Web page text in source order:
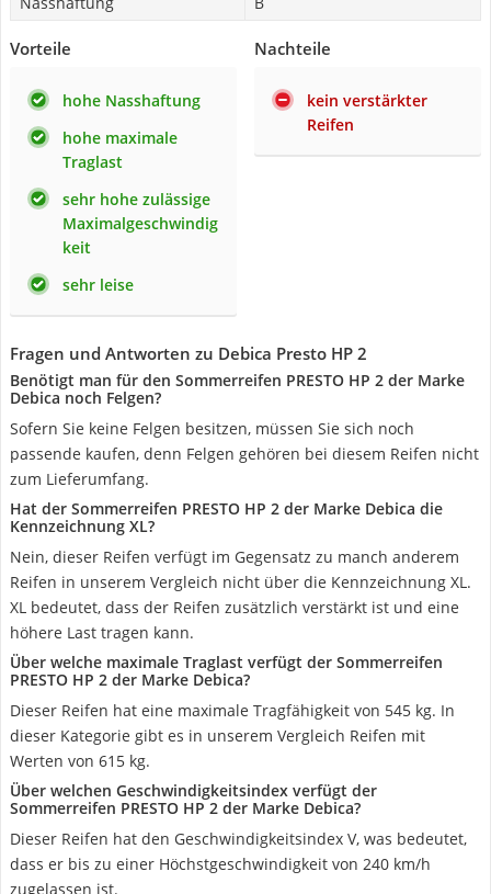
Vorteile
hohe Nasshaftung
hohe maximale
Traglast
sehr hohe zulässige
Maximalgeschwindig
keit
sehr leise
Nachteile
kein verstärkter
Reifen
Fragen und Antworten zu Debica Presto HP 2
Benötigt man für den Sommerreifen PRESTO HP 2 der Marke
Debica noch Felgen?
Sofern Sie keine Felgen besitzen, müssen Sie sich noch
passende kaufen, denn Felgen gehören bei diesem Reifen nicht
zum Lieferumfang.
Hat der Sommerreifen PRESTO HP 2 der Marke Debica die
Kennzeichnung XL?
Nein, dieser Reifen verfügt im Gegensatz zu manch anderem
Reifen in unserem Vergleich nicht über die Kennzeichnung XL.
XL bedeutet, dass der Reifen zusätzlich verstärkt ist und eine
höhere Last tragen kann.
Über welche maximale Traglast verfügt der Sommerreifen
PRESTO HP 2 der Marke Debica?
Dieser Reifen hat eine maximale Tragfähigkeit von 545 kg. In
dieser Kategorie gibt es in unserem Vergleich Reifen mit
Werten von 615 kg.
Über welchen Geschwindigkeitsindex verfügt der
Sommerreifen PRESTO HP 2 der Marke Debica?
Dieser Reifen hat den Geschwindigkeitsindex V, was bedeutet,
dass er bis zu einer Höchstgeschwindigkeit von 240 km/h
zugelassen ist.